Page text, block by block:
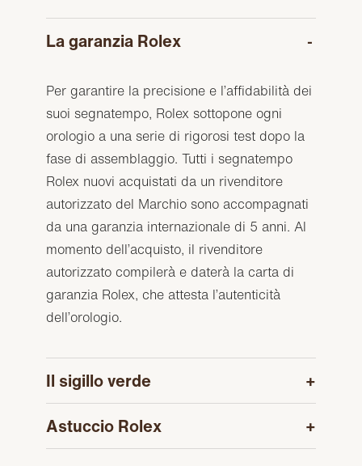
La garanzia Rolex
Per garantire la precisione e l’affidabilità dei
suoi segnatempo, Rolex sottopone ogni
orologio a una serie di rigorosi test dopo la
fase di assemblaggio. Tutti i segnatempo
Rolex nuovi acquistati da un rivenditore
autorizzato del Marchio sono accompagnati
da una garanzia internazionale di 5 anni. Al
momento dell’acquisto, il rivenditore
autorizzato compilerà e daterà la carta di
garanzia Rolex, che attesta l’autenticità
dell’orologio.
Il sigillo verde
Astuccio Rolex